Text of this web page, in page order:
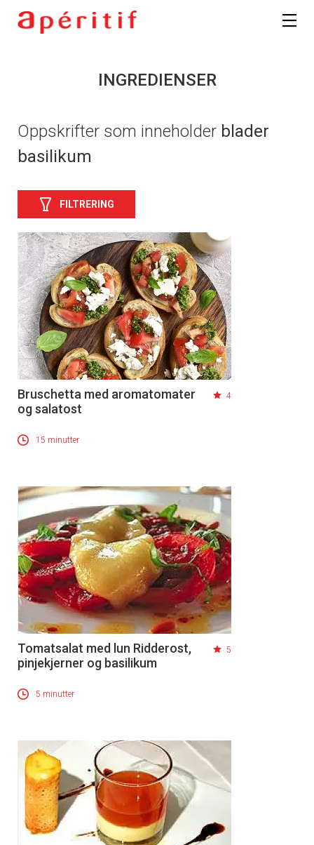
INGREDIENSER
Oppskrifter som inneholder blader
basilikum
FILTRERING
Bruschetta med aromatomater
og salatost
4
15 minutter
Tomatsalat med lun Ridderost,
pinjekjerner og basilikum
5
5 minutter